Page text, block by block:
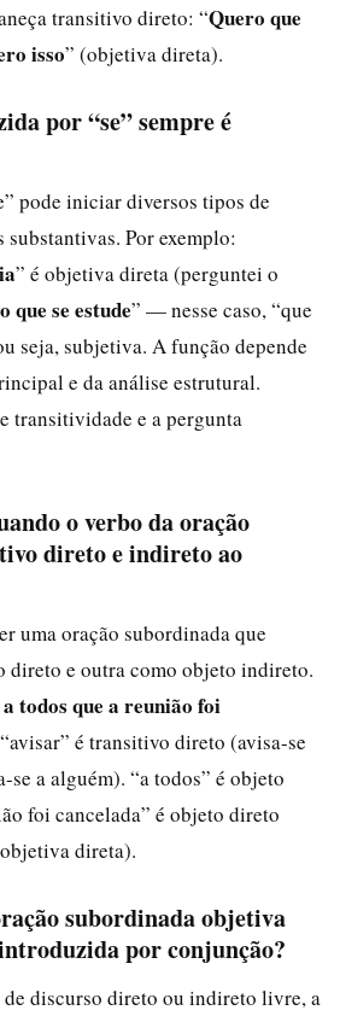
transitivo direto: “Quero que
isso” (objetiva direta).
por “se” sempre é
pode iniciar diversos tipos de
Por exemplo:
” é objetiva direta (perguntei o
que se estude” — nesse caso, “que
seja, subjetiva. A função depende
e da análise estrutural.
transitividade e a pergunta
o verbo da oração
direto e indireto ao
uma oração subordinada que
direto e outra como objeto indireto.
todos que a reunião foi
é transitivo direto (avisa-se
a alguém). “a todos” é objeto
foi cancelada” é objeto direto
direta).
subordinada objetiva
por conjunção?
de discurso direto ou indireto livre, a